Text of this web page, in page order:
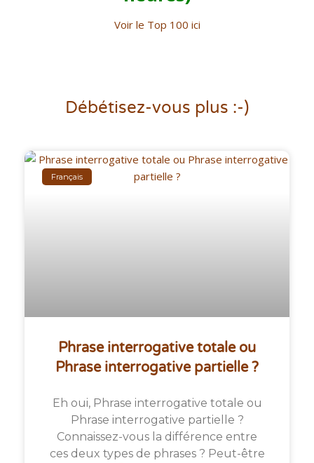
Voir le Top 100 ici
Débétisez-vous plus :-)
Français
Phrase interrogative totale ou
Phrase interrogative partielle ?
Eh oui, Phrase interrogative totale ou
Phrase interrogative partielle ?
Connaissez-vous la différence entre
ces deux types de phrases ? Peut-être